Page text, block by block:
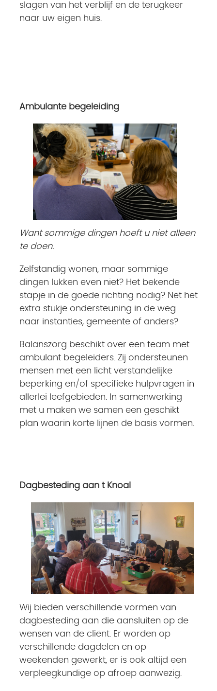
slagen van het verblijf en de terugkeer
naar uw eigen huis.
Ambulante begeleiding
Want sommige dingen hoeft u niet alleen
te doen.
Zelfstandig wonen, maar sommige
dingen lukken even niet? Het bekende
stapje in de goede richting nodig? Net het
extra stukje ondersteuning in de weg
naar instanties, gemeente of anders?
Balanszorg beschikt over een team met
ambulant begeleiders. Zij ondersteunen
mensen met een licht verstandelijke
beperking en/of specifieke hulpvragen in
allerlei leefgebieden. In samenwerking
met u maken we samen een geschikt
plan waarin korte lijnen de basis vormen.
Dagbesteding aan t Knoal
Wij bieden verschillende vormen van
dagbesteding aan die aansluiten op de
wensen van de cliënt. Er worden op
verschillende dagdelen en op
weekenden gewerkt, er is ook altijd een
verpleegkundige op afroep aanwezig.